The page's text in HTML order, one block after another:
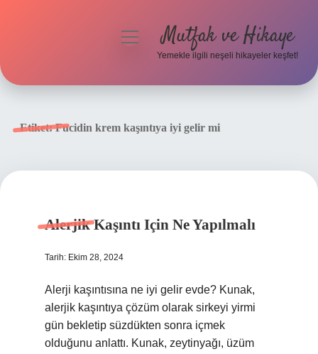
menüyüMutfak ve Hikaye
Yemekle ilgili neşeli hikayeler keşfet!
Etiket:Fucidin krem kaşıntıya iyi gelir mi
Alerjik Kaşıntı Için Ne Yapılmalı
Tarih: Ekim 28, 2024
Alerji kaşıntısına ne iyi gelir evde? Kunak,
alerjik kaşıntıya çözüm olarak sirkeyi yirmi
gün bekletip süzdükten sonra içmek
olduğunu anlattı. Kunak, zeytinyağı, üzüm